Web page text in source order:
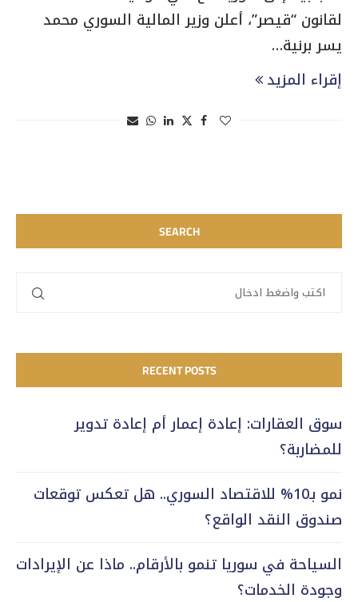
لقانون “قيصر”، أعلن وزير المالية السوري محمد
يسر برنية…
إقراء المزيد
SEARCH
RECENT POSTS
سوق العقارات: إعادة إعمار أم إعادة تدوير
للمضاربة؟
نمو بـ10% للاقتصاد السوري.. هل تعكس توقعات
صندوق النقد الواقع؟
السياحة في سوريا تنمو بالأرقام.. ماذا عن الإيرادات
وجودة الخدمات؟